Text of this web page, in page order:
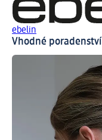
ebelin
Vhodné poradenství